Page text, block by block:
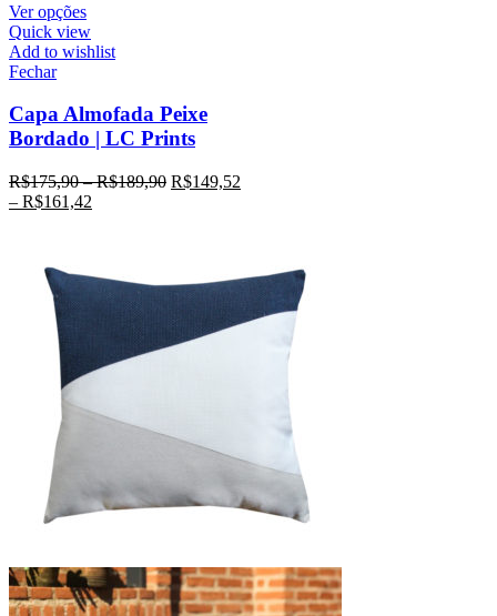
Ver opções
Quick view
Add to wishlist
Fechar
Capa Almofada Peixe
Bordado | LC Prints
R$175,90–R$189,90 R$149,52
– R$161,42